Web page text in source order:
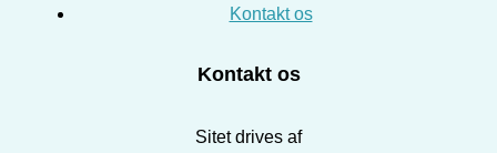
Kontakt os
Kontakt os
Sitet drives af